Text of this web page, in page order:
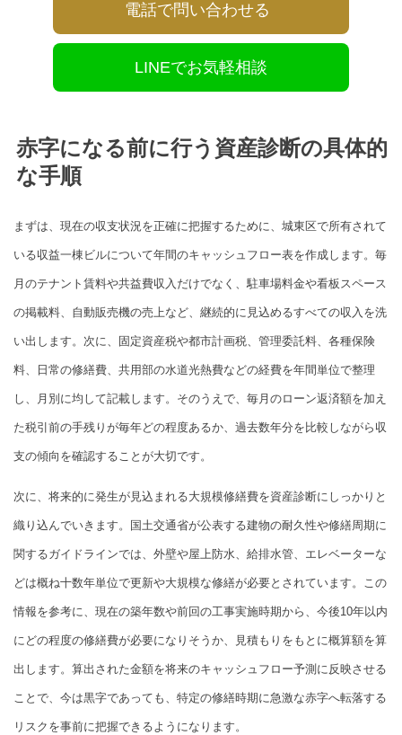
電話で問い合わせる
LINEでお気軽相談
赤字になる前に行う資産診断の具体的
な手順
まずは、現在の収支状況を正確に把握するために、城東区で所有されて
いる収益一棟ビルについて年間のキャッシュフロー表を作成します。毎
月のテナント賃料や共益費収入だけでなく、駐車場料金や看板スペース
の掲載料、自動販売機の売上など、継続的に見込めるすべての収入を洗
い出します。次に、固定資産税や都市計画税、管理委託料、各種保険
料、日常の修繕費、共用部の水道光熱費などの経費を年間単位で整理
し、月別に均して記載します。そのうえで、毎月のローン返済額を加え
た税引前の手残りが毎年どの程度あるか、過去数年分を比較しながら収
支の傾向を確認することが大切です。
次に、将来的に発生が見込まれる大規模修繕費を資産診断にしっかりと
織り込んでいきます。国土交通省が公表する建物の耐久性や修繕周期に
関するガイドラインでは、外壁や屋上防水、給排水管、エレベーターな
どは概ね十数年単位で更新や大規模な修繕が必要とされています。この
情報を参考に、現在の築年数や前回の工事実施時期から、今後10年以内
にどの程度の修繕費が必要になりそうか、見積もりをもとに概算額を算
出します。算出された金額を将来のキャッシュフロー予測に反映させる
ことで、今は黒字であっても、特定の修繕時期に急激な赤字へ転落する
リスクを事前に把握できるようになります。